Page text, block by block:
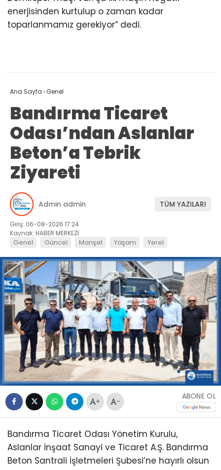
enerjisinden kurtulup o zaman kadar
toparlanmamız gerekiyor” dedi.
Ana Sayfa ›Genel
Bandırma Ticaret
Odası’ndan Aslanlar
Beton’a Tebrik
Ziyareti
Admin admin TÜM YAZILARI
Giriş: 06-08-2026 17:24
Kaynak: HABER MERKEZİ
Genel Güncel Manşet Yaşam Yerel
+ -
ABONE OL
Bandırma Ticaret Odası Yönetim Kurulu,
Aslanlar İnşaat Sanayi ve Ticaret A.Ş. Bandırma
Beton Santrali İşletmeleri Şubesi’ne hayırlı olsun